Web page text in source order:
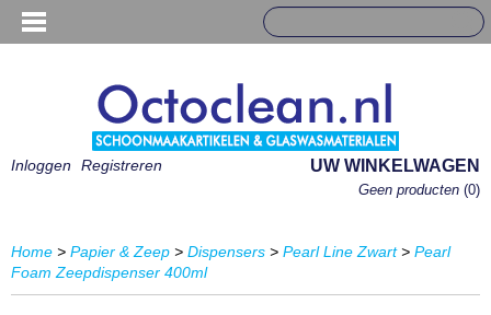
Inloggen Registreren UW WINKELWAGEN
Geen producten (0)
Home > Papier & Zeep > Dispensers > Pearl Line Zwart> Pearl
Foam Zeepdispenser 400ml